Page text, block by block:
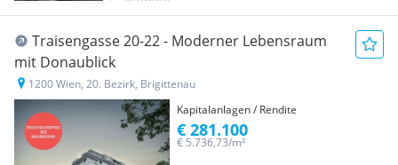
Traisengasse 20-22 - Moderner Lebensraum
mit Donaublick
1200 Wien, 20. Bezirk, Brigittenau
Kapitalanlagen / Rendite
€ 5.736,73/m²
€ 281.100